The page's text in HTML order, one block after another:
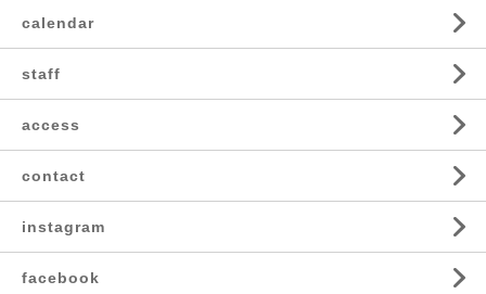
calendar
staff
access
contact
instagram
facebook